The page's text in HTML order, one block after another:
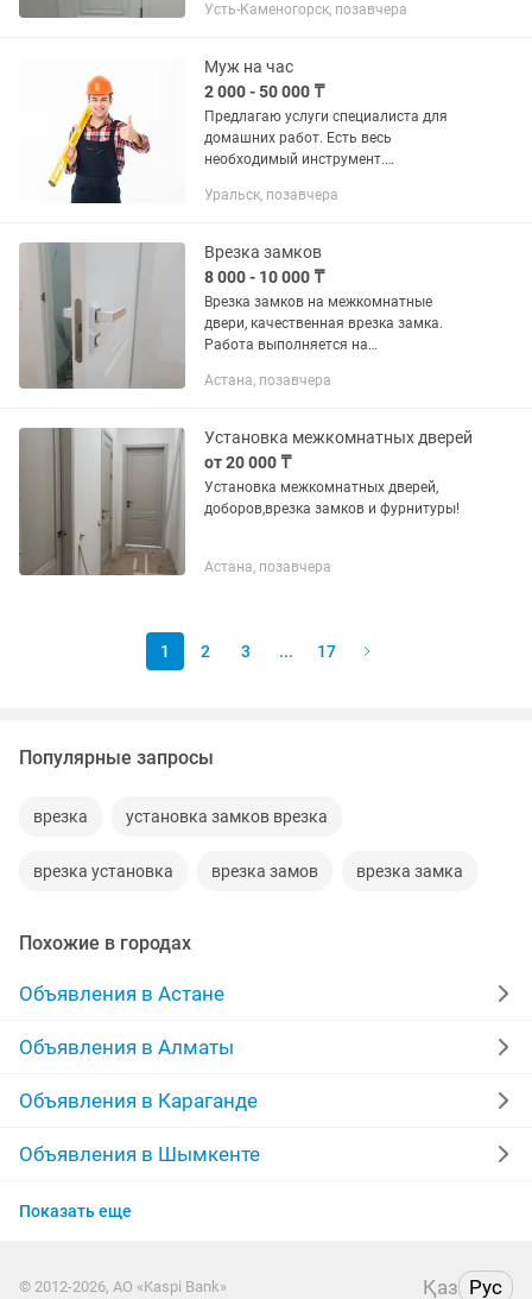
Усть-Каменогорск, позавчера
Муж на час
2 000 - 50 000 ₸
Предлагаю услуги специалиста для
домашних работ. Есть весь
необходимый инструмент.
дому! Груза перевозки до 250 кг
Я Устранение...
Уральск, позавчера
Врезка замков
8 000 - 10 000 ₸
Врезка замков на межкомнатные
двери, качественная врезка замка.
Работа выполняется на
Качественно! Аккуратно! Гарантия!
Астана, позавчера
Установка межкомнатных дверей
от 20 000 ₸
Установка межкомнатных дверей,
доборов,врезка замков и фурнитуры!
Астана, позавчера
1 2 3 ... 17
Популярные запросы
врезка установка замков врезка
врезка установка врезка замов врезка замка
Похожие в городах
Объявления в Астане
Объявления в Алматы
Объявления в Караганде
Объявления в Шымкенте
Объявления в Усть-Каменогорске
Показать еще
© 2012-2026, АО «Kaspi Bank» Қаз Рус